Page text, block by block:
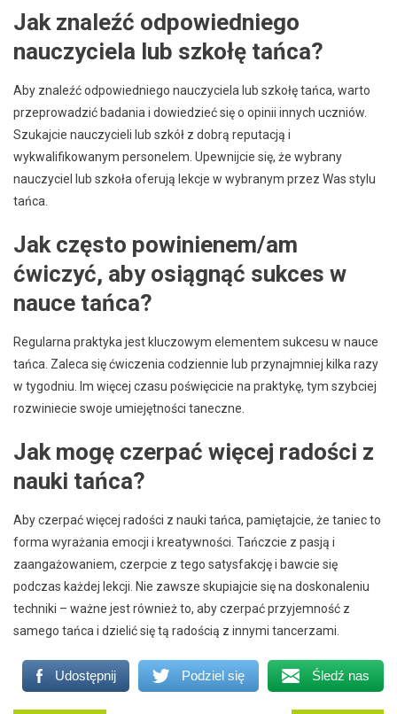
Jak znaleźć odpowiedniego
nauczyciela lub szkołę tańca?
Aby znaleźć odpowiedniego nauczyciela lub szkołę tańca, warto
przeprowadzić badania i dowiedzieć się o opinii innych uczniów.
Szukajcie nauczycieli lub szkół z dobrą reputacją i
wykwalifikowanym personelem. Upewnijcie się, że wybrany
nauczyciel lub szkoła oferują lekcje w wybranym przez Was stylu
tańca.
Jak często powinienem/am
ćwiczyć, aby osiągnąć sukces w
nauce tańca?
Regularna praktyka jest kluczowym elementem sukcesu w nauce
tańca. Zaleca się ćwiczenia codziennie lub przynajmniej kilka razy
w tygodniu. Im więcej czasu poświęcicie na praktykę, tym szybciej
rozwiniecie swoje umiejętności taneczne.
Jak mogę czerpać więcej radości z
nauki tańca?
Aby czerpać więcej radości z nauki tańca, pamiętajcie, że taniec to
forma wyrażania emocji i kreatywności. Tańczcie z pasją i
zaangażowaniem, czerpcie z tego satysfakcję i bawcie się
podczas każdej lekcji. Nie zawsze skupiajcie się na doskonaleniu
techniki – ważne jest również to, aby czerpać przyjemność z
samego tańca i dzielić się tą radością z innymi tancerzami.
Udostępnij Podziel się Śledź nas